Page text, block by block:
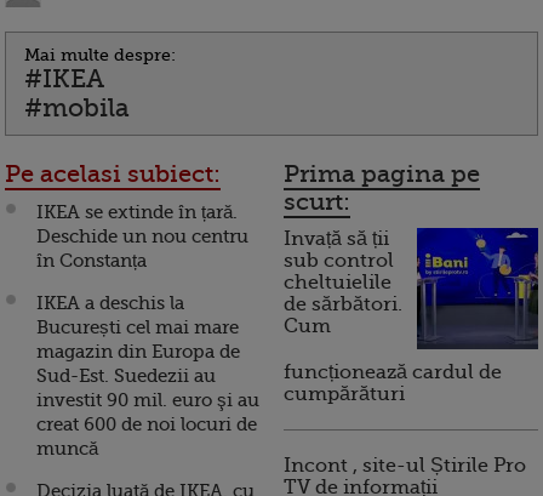
Mai multe despre:
#IKEA
#mobila
Pe acelasi subiect:
IKEA se extinde în țară.
Deschide un nou centru
în Constanța
IKEA a deschis la
București cel mai mare
magazin din Europa de
Sud-Est. Suedezii au
investit 90 mil. euro şi au
creat 600 de noi locuri de
muncă
Decizia luată de IKEA, cu
Prima pagina pe
scurt:
Invață să ții
sub control
cheltuielile
de sărbători.
Cum
funcționează cardul de
cumpărături
Incont , site-ul Știrile Pro
TV de informații